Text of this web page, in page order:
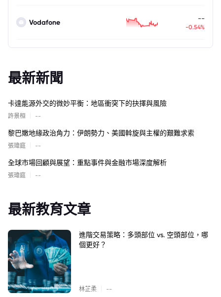
Vodafone --
-0.54%
最新新聞
卡達能源外交的微妙平衡：地區衝突下的抉擇與風險
許景桓 --
黎巴嫩地緣政治角力：伊朗勢力、美國斡旋與主權的艱難求索
張瑋庭 --
全球市場回顧與展望：重點事件與金融市場深度解析
張瑋庭 --
最新教育文章
進階交易策略：多頭部位 vs. 空頭部位，哪
個更好？
林芷柔 --